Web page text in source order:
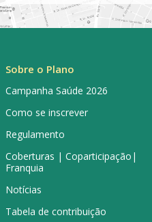
Sobre o Plano
Campanha Saúde 2026
Como se inscrever
Regulamento
Coberturas | Coparticipação|
Franquia
Notícias
Tabela de contribuição